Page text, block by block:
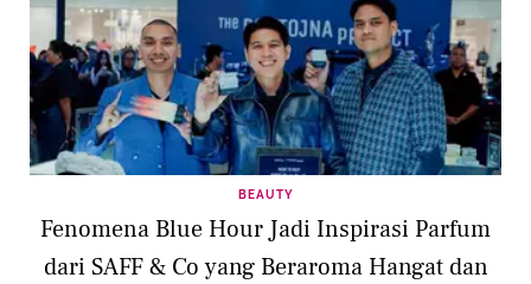
BEAUTY
Fenomena Blue Hour Jadi Inspirasi Parfum
dari SAFF & Co yang Beraroma Hangat dan